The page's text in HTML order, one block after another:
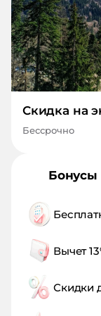
Скидка на
Бессрочно
Бонусы
Вычет
Скидки